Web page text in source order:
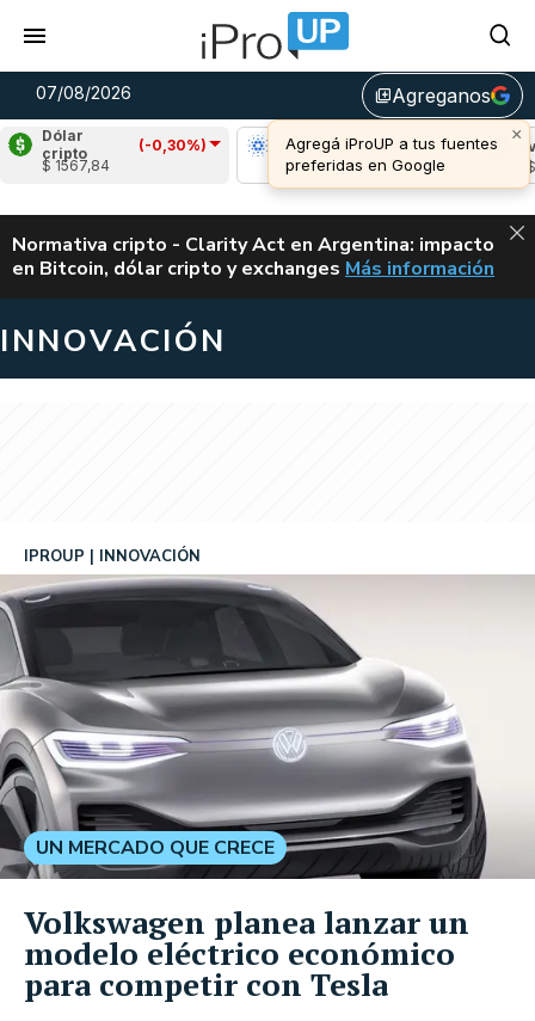
07/08/2026 library_addAgreganos
×
Agregá iProUP a tus fuentes
preferidas en Google
Dólar
cripto
(-0,30%)
$ 1567,84
Ripple (-1,31%)
u$s 1,02
Cardano (-1,86%)
u$s 0,20
u$s
ALERTA
Normativa cripto - Clarity Act en Argentina: impacto
en Bitcoin, dólar cripto y exchanges CLARITY ACT EN
Más información
INNOVACIÓN
IPROUP INNOVACIÓN
UN MERCADO QUE CRECE
Volkswagen planea lanzar un
modelo eléctrico económico
para competir con Tesla